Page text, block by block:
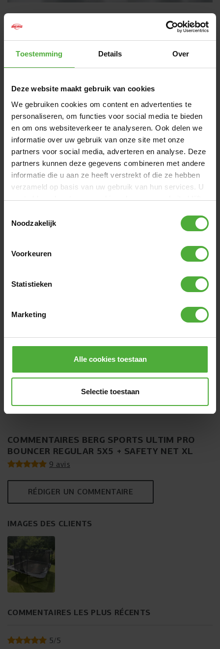
Toestemming Details Over
Deze website maakt gebruik van cookies
We gebruiken cookies om content en advertenties te
personaliseren, om functies voor social media te bieden
en om ons websiteverkeer te analyseren. Ook delen we
informatie over uw gebruik van onze site met onze
partners voor social media, adverteren en analyse. Deze
partners kunnen deze gegevens combineren met andere
informatie die u aan ze heeft verstrekt of die ze hebben
verzameld op basis van uw gebruik van hun services. U
gaat akkoord met onze cookies als u onze website blijft
Noodzakelijk
Voorkeuren
Statistieken
Marketing
Alle cookies toestaan
Selectie toestaan
DIMENSIONS ET DÉTAILS
Nom du produit
BERG SPORTS Ultim Pro
Bouncer Regular 5x5 + Safety
Net XL
SKU 32.55.96.30
Couleur Gris
Sur des pieds
Taille Rectangulaire - 500 x 500 cm
Afficher toutes les dimensions et tous les détails
BERG TWINHOOP
COMMENTAIRES BERG SPORTS ULTIM PRO
BOUNCER REGULAR 5X5 + SAFETY NET XL
9 avis
RÉDIGER UN COMMENTAIRE
IMAGES DES CLIENTS
COMMENTAIRES LES PLUS RÉCENTS
5/5